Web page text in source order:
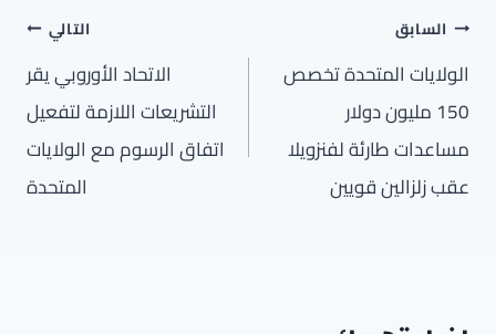
تصفّح
المقالات
السابق
الولايات المتحدة تخصص
150 مليون دولار
مساعدات طارئة لفنزويلا
عقب زلزالين قويين
التالي
الاتحاد الأوروبي يقر
التشريعات اللازمة لتفعيل
اتفاق الرسوم مع الولايات
المتحدة